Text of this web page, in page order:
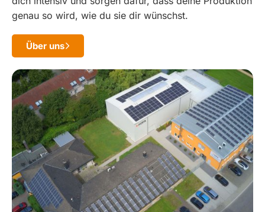
genau so wird, wie du sie dir wünschst.
Über uns